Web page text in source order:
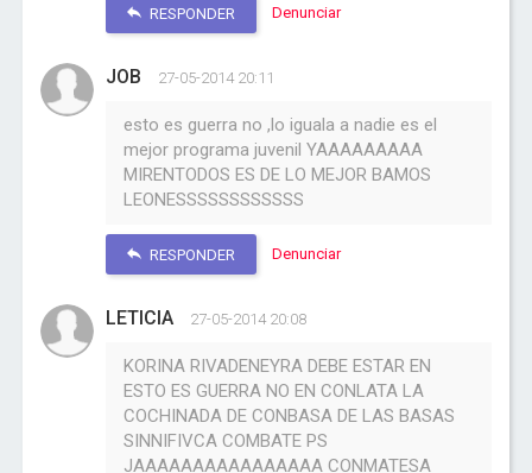
RESPONDER Denunciar
JOB 27-05-2014 20:11
esto es guerra no ,lo iguala a nadie es el
mejor programa juvenil YAAAAAAAAA
MIRENTODOS ES DE LO MEJOR BAMOS
LEONESSSSSSSSSSSS
RESPONDER Denunciar
LETICIA 27-05-2014 20:08
KORINA RIVADENEYRA DEBE ESTAR EN
ESTO ES GUERRA NO EN CONLATA LA
COCHINADA DE CONBASA DE LAS BASAS
SINNIFIVCA COMBATE PS
JAAAAAAAAAAAAAAAA CONMATESA